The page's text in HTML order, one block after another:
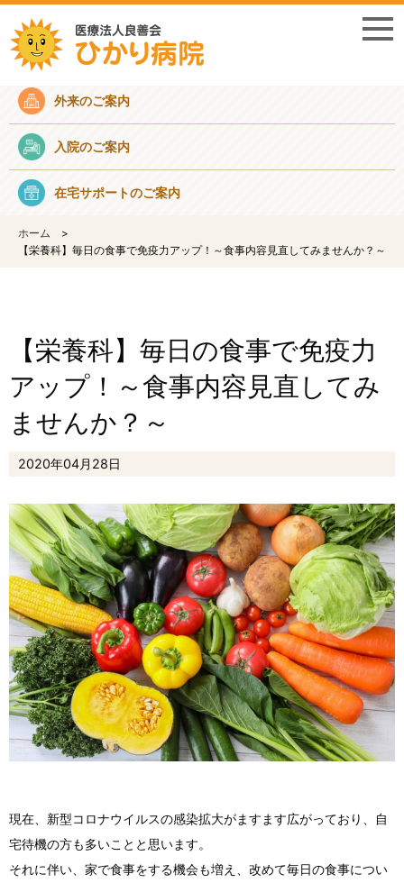
採用情報
外来のご案内
入院のご案内
在宅サポートのご案内
ホーム
【栄養科】毎日の食事で免疫力アップ！～食事内容見直してみませんか？～
【栄養科】毎日の食事で免疫力
アップ！～食事内容見直してみ
ませんか？～
2020年04月28日
現在、新型コロナウイルスの感染拡大がますます広がっており、自
宅待機の方も多いことと思います。
それに伴い、家で食事をする機会も増え、改めて毎日の食事につい